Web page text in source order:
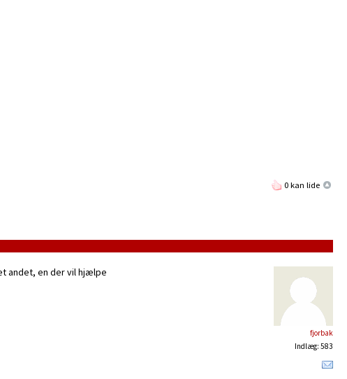
0 kan lide
fjorbak
Indlæg: 583
andet, en der vil hjælpe